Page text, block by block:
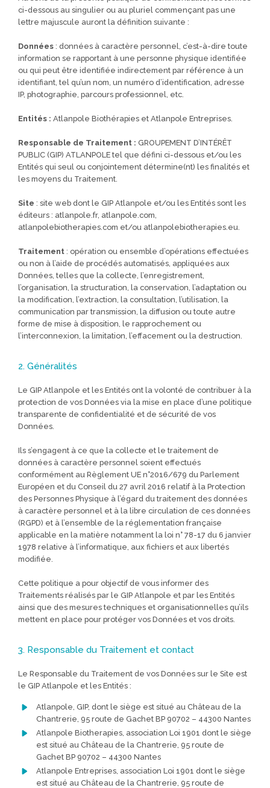
ci-dessous au singulier ou au pluriel commençant pas une
lettre majuscule auront la définition suivante :
Données : données à caractère personnel, c’est-à-dire toute
information se rapportant à une personne physique identifiée
ou qui peut être identifiée indirectement par référence à un
identifiant, tel qu’un nom, un numéro d’identification, adresse
IP, photographie, parcours professionnel, etc.
Entités : Atlanpole Biothérapies et Atlanpole Entreprises.
Responsable de Traitement : GROUPEMENT D’INTÉRÊT
PUBLIC (GIP) ATLANPOLE tel que défini ci-dessous et/ou les
Entités qui seul ou conjointement détermine(nt) les finalités et
les moyens du Traitement.
Site : site web dont le GIP Atlanpole et/ou les Entités sont les
éditeurs : atlanpole.fr, atlanpole.com,
atlanpolebiotherapies.com et/ou atlanpolebiotherapies.eu.
Traitement : opération ou ensemble d’opérations effectuées
ou non à l’aide de procédés automatisés, appliquées aux
Données, telles que la collecte, l’enregistrement,
l’organisation, la structuration, la conservation, l’adaptation ou
la modification, l’extraction, la consultation, l’utilisation, la
communication par transmission, la diffusion ou toute autre
forme de mise à disposition, le rapprochement ou
l’interconnexion, la limitation, l’effacement ou la destruction.
2. Généralités
Le GIP Atlanpole et les Entités ont la volonté de contribuer à la
protection de vos Données via la mise en place d’une politique
transparente de confidentialité et de sécurité de vos
Données.
Ils s’engagent à ce que la collecte et le traitement de
données à caractère personnel soient effectués
conformément au Règlement UE n°2016/679 du Parlement
Européen et du Conseil du 27 avril 2016 relatif à la Protection
des Personnes Physique à l’égard du traitement des données
à caractère personnel et à la libre circulation de ces données
(RGPD) et à l’ensemble de la réglementation française
applicable en la matière notamment la loi n° 78-17 du 6 janvier
1978 relative à l’informatique, aux fichiers et aux libertés
modifiée.
Cette politique a pour objectif de vous informer des
Traitements réalisés par le GIP Atlanpole et par les Entités
ainsi que des mesures techniques et organisationnelles qu’ils
mettent en place pour protéger vos Données et vos droits.
3. Responsable du Traitement et contact
Le Responsable du Traitement de vos Données sur le Site est
le GIP Atlanpole et les Entités :
Atlanpole, GIP, dont le siège est situé au Château de la
Chantrerie, 95 route de Gachet BP 90702 – 44300 Nantes
Atlanpole Biotherapies, association Loi 1901 dont le siège
est situé au Château de la Chantrerie, 95 route de
Gachet BP 90702 – 44300 Nantes
Atlanpole Entreprises, association Loi 1901 dont le siège
est situé au Château de la Chantrerie, 95 route de